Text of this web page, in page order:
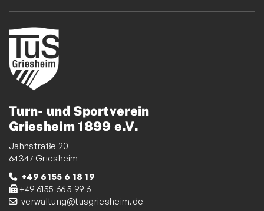
Turn- und Sportverein
Griesheim 1899 e.V.
Jahnstraße 20
64347 Griesheim
+49 6155 6 18 19
+49 6155 66 5 99 6
verwaltung@tusgriesheim.de